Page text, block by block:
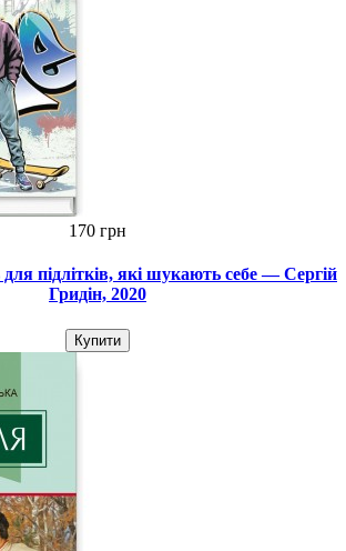
170 грн
підлітків, які шукають себе — Сергій
Гридін, 2020
Купити